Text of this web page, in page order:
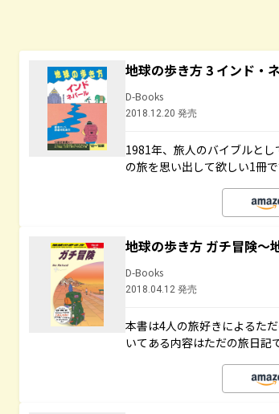
地球の歩き方 3 インド・
D-Books
2018.12.20 発売
1981年、旅人のバイブルと
の旅を思い出して欲しい1冊で
地球の歩き方 ガチ冒険～
D-Books
2018.04.12 発売
本書は4人の旅好きによるた
いてある内容はただの旅日記